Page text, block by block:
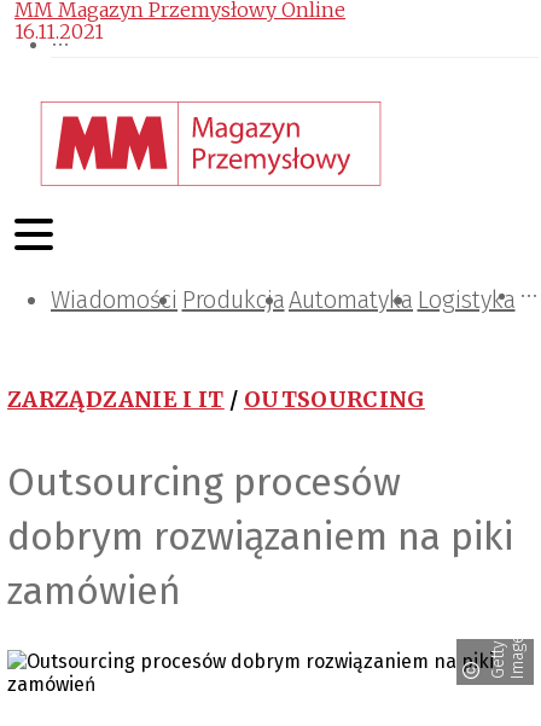
Wiadomości ProdukcjaAutomatyka Logistyka
Projektowanie i konstrukcje
Zarządzanie i IT
Tematy specjalne
ZARZĄDZANIE I IT / OUTSOURCING
Outsourcing procesów
dobrym rozwiązaniem na piki
zamówień
G
e
t
t
y
I
m
a
g
es
MM Magazyn Przemysłowy Online
16.11.2021